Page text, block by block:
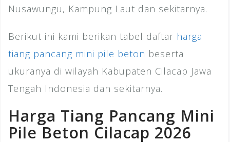
Nusawungu, Kampung Laut dan sekitarnya.
Berikut ini kami berikan tabel daftar harga
tiang pancang mini pile beton beserta
ukuranya di wilayah Kabupaten Cilacap Jawa
Tengah Indonesia dan sekitarnya.
Harga Tiang Pancang Mini
Pile Beton Cilacap 2026